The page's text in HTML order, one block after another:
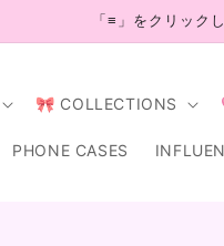
「≡」をクリック
🎀 COLLECTIONS
PHONE CASES